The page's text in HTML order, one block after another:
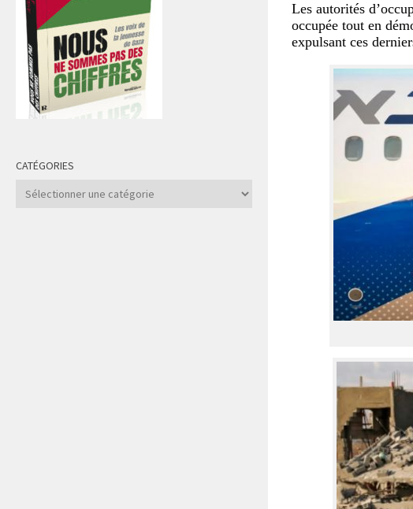
Les autorités
occupée tout en
expulsant ces
CATÉGORIES
Catégories